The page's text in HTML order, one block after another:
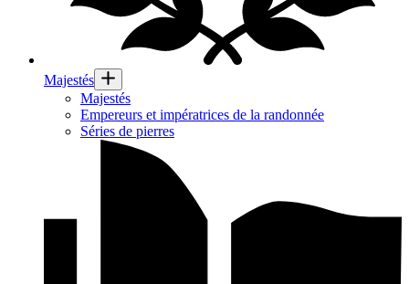
Majestés
Majestés
Empereurs et impératrices de la randonnée
Séries de pierres